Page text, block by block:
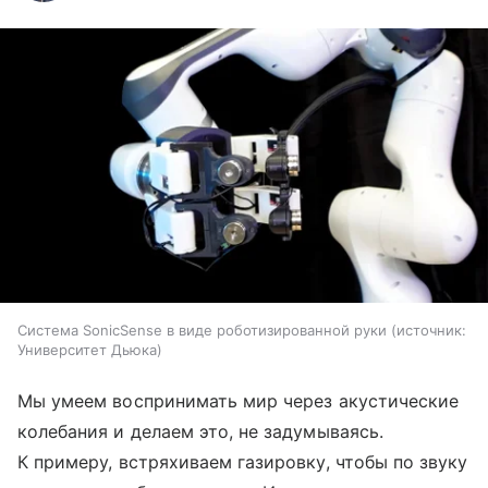
Система SonicSense в виде роботизированной руки
источник:
Университет Дьюка
Мы умеем воспринимать мир через акустические
колебания и делаем это, не задумываясь.
К примеру, встряхиваем газировку, чтобы по звуку